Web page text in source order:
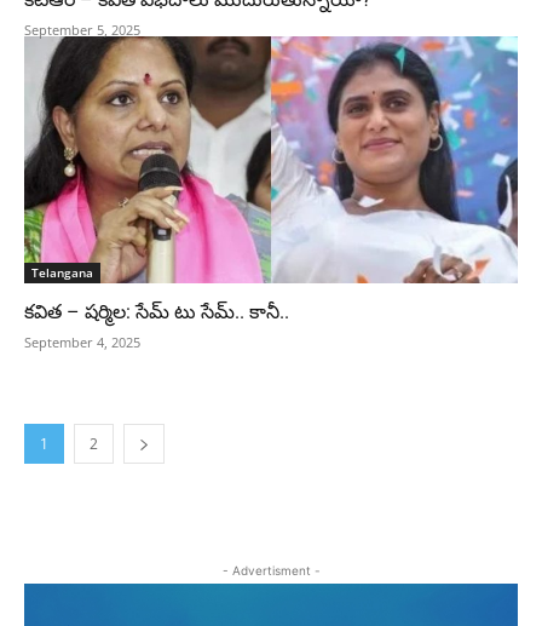
September 5, 2025
Telangana
కవిత – షర్మిల: సేమ్ టు సేమ్.. కానీ..
September 4, 2025
1 2
- Advertisment -